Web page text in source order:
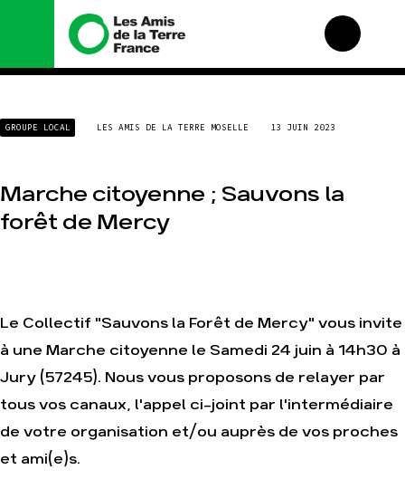
Nous connaître
Histoire
Missions et méthodes
Valeurs
Nos alliés
Je soutiens les Amis de
grand enfumage
Agir Nos thématiques
GROUPE LOCAL LES AMIS DE LA TERRE MOSELLE 13 JUIN 2023
Marche citoyenne ; Sauvons la
forêt de Mercy
Le Collectif "Sauvons la Forêt de Mercy" vous invite
à une Marche citoyenne le Samedi 24 juin à 14h30 à
Jury (57245). Nous vous proposons de relayer par
tous vos canaux, l'appel ci-joint par l'intermédiaire
de votre organisation et/ou auprès de vos proches
et ami(e)s.